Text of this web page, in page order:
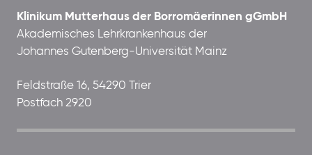
Klinikum Mutterhaus der Borromäerinnen gGmbH
Akademisches Lehrkrankenhaus der
Johannes Gutenberg-Universität Mainz
Feldstraße 16, 54290 Trier
Postfach 2920